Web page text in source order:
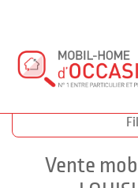
Acheter
Vente